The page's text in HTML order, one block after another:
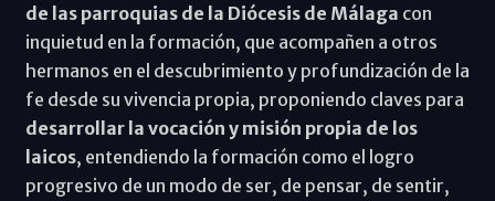
de las parroquias de la Diócesis de Málaga con
inquietud en la formación, que acompañen a otros
hermanos en el descubrimiento y profundización de la
fe desde su vivencia propia, proponiendo claves para
desarrollar la vocación y misión propia de los
laicos, entendiendo la formación como el logro
progresivo de un modo de ser, de pensar, de sentir,